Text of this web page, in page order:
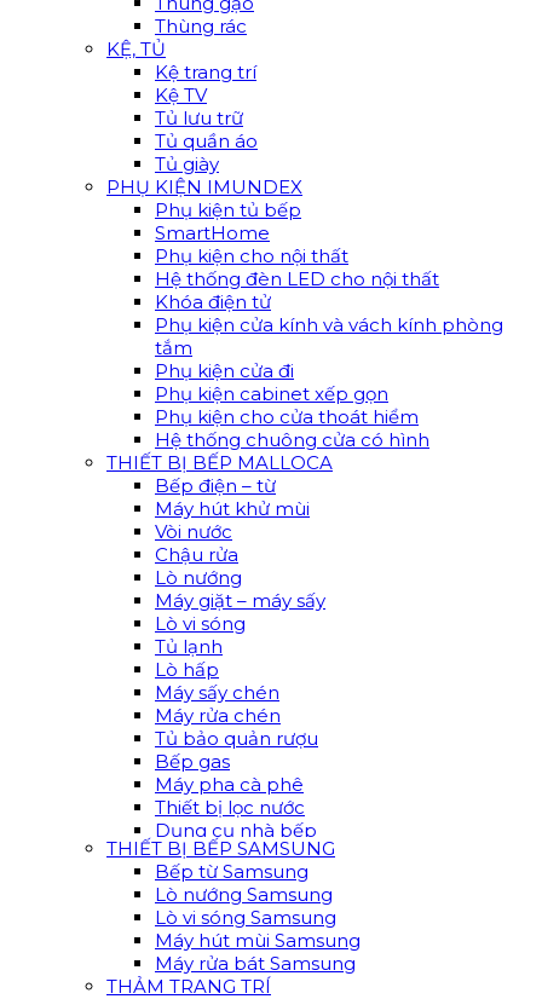
Thùng rác
KỆ, TỦ
Kệ trang trí
Kệ TV
Tủ lưu trữ
Tủ quần áo
Tủ giày
PHỤ KIỆN IMUNDEX
Phụ kiện tủ bếp
SmartHome
Phụ kiện cho nội thất
Hệ thống đèn LED cho nội thất
Khóa điện tử
Phụ kiện cửa kính và vách kính phòng
tắm
Phụ kiện cửa đi
Phụ kiện cabinet xếp gọn
Phụ kiện cho cửa thoát hiểm
Hệ thống chuông cửa có hình
THIẾT BỊ BẾP MALLOCA
Bếp điện – từ
Máy hút khử mùi
Vòi nước
Chậu rửa
Lò nướng
Máy giặt – máy sấy
Lò vi sóng
Tủ lạnh
Lò hấp
Máy sấy chén
Máy rửa chén
Tủ bảo quản rượu
Bếp gas
Máy pha cà phê
Thiết bị lọc nước
Dụng cụ nhà bếp
THIẾT BỊ BẾP SAMSUNG
Bếp từ Samsung
Lò nướng Samsung
Lò vi sóng Samsung
Máy hút mùi Samsung
Máy rửa bát Samsung
THẢM TRANG TRÍ